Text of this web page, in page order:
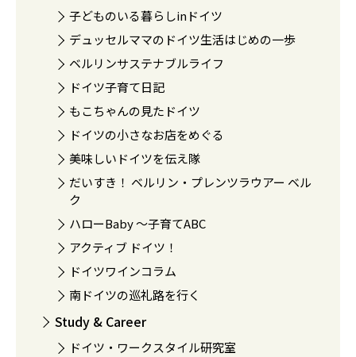
子どものいる暮らしinドイツ
デュッセルママのドイツ生活はじめの一歩
ベルリンサステナブルライフ
ドイツ子育て日記
もこちゃんの見たドイツ
ドイツの小さなお店をめぐる
美味しいドイツを伝え隊
だいすき！ ベルリン・プレンツラウアー ベル
ク
ハローBaby 〜子育てABC
アクティブ ドイツ！
ドイツワインコラム
南ドイツの巡礼路を行く
Study & Career
ドイツ・ワークスタイル研究室